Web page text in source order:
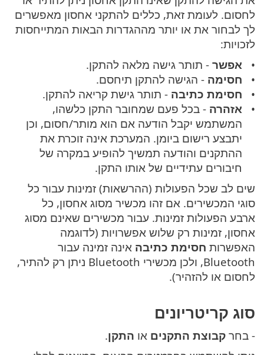
לחסום. לעומת זאת, כללים להתקני אחסון מאפשרים
לך לבחור את או יותר מההגדרות הבאות המתייחסות
לזכויות:
אפשר - תותר גישה מלאה להתקן.
חסימה - הגישה להתקן תיחסם.
חסימת כתיבה - תותר גישת קריאה להתקן.
אזהרה - בכל פעם שמחובר התקן כלשהו,
המשתמש יקבל הודעה אם הוא מותר/חסום, וכן
יתבצע רישום ביומן. המערכת אינה זוכרת את
ההתקנים והודעה תמשיך להופיע במקרה של
חיבורים עתידיים של אותו התקן.
שים לב שכל הפעולות (ההרשאות) זמינות עבור כל
סוגי המכשירים. אם זהו מכשיר מסוג אחסון, כל
ארבע הפעולות זמינות. עבור מכשירים שאינם מסוג
אחסון, זמינות רק שלוש אפשרויות (לדוגמה
האפשרות חסימת כתיבה אינה זמינה עבור
Bluetooth, ולכן מכשירי Bluetooth ניתן רק להתיר,
לחסום או להזהיר).
סוג קריטריונים
- בחר קבוצת התקנים או התקן.